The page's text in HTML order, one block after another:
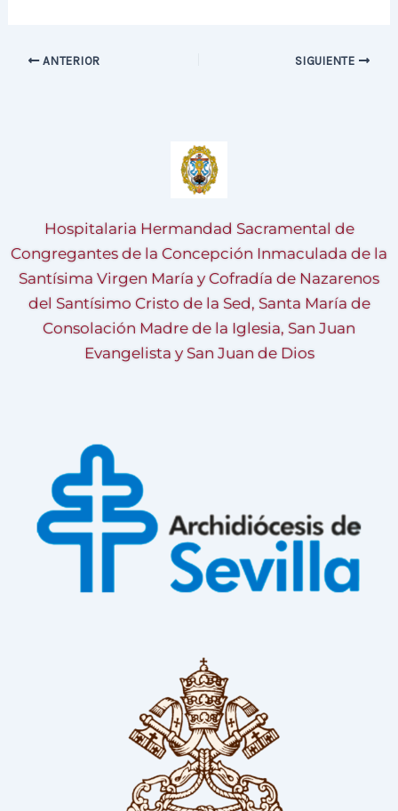
ANTERIOR SIGUIENTE
Hospitalaria Hermandad Sacramental de
Congregantes de la Concepción Inmaculada de la
Santísima Virgen María y Cofradía de Nazarenos
del Santísimo Cristo de la Sed, Santa María de
Consolación Madre de la Iglesia, San Juan
Evangelista y San Juan de Dios